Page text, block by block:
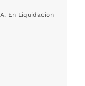
En Liquidacion